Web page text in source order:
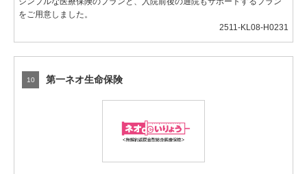
をご用意しました。
2511-KL08-H0231
10 第一ネオ生命保険